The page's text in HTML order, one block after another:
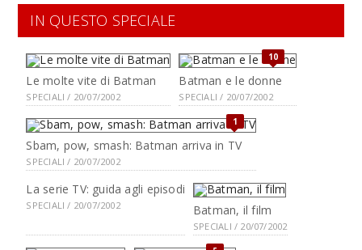
IN QUESTO SPECIALE
Le molte vite di Batman
SPECIALI / 20/07/2002
10
Batman e le donne
SPECIALI / 20/07/2002
1
Sbam, pow, smash: Batman arriva in TV
SPECIALI / 20/07/2002
La serie TV: guida agli episodi
SPECIALI / 20/07/2002 Batman, il film
SPECIALI / 20/07/2002